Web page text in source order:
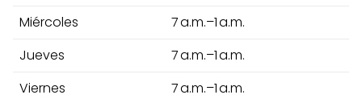
Miércoles
7 a.m.–1 a.m.
Jueves
7 a.m.–1 a.m.
Viernes
7 a.m.–1 a.m.